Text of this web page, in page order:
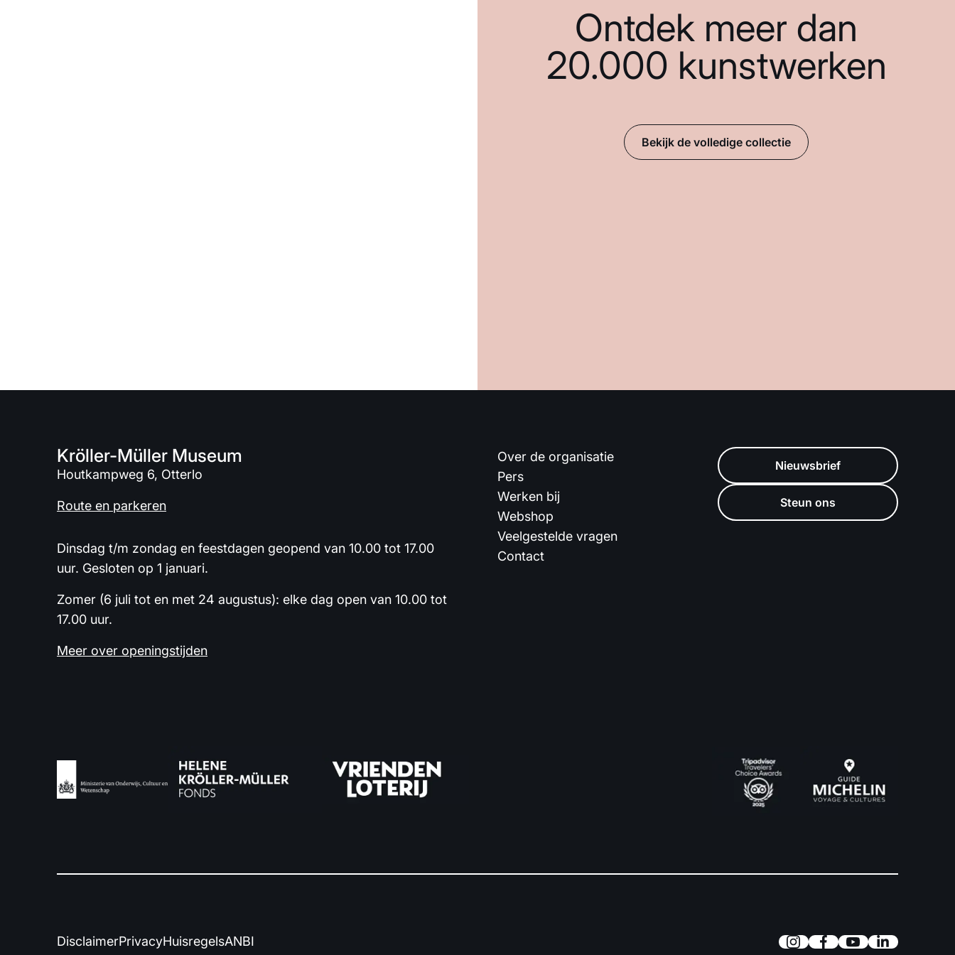
Ontdek meer dan
20.000 kunstwerken
Bekijk de volledige collectie
Kröller-Müller Museum
Houtkampweg 6, Otterlo
Route en parkeren
Dinsdag t/m zondag en feestdagen geopend van 10.00 tot 17.00
uur. Gesloten op 1 januari.
Zomer (6 juli tot en met 24 augustus): elke dag open van 10.00 tot
17.00 uur.
Meer over openingstijden
Over de organisatie
Pers
Werken bij
Webshop
Veelgestelde vragen
Contact
Nieuwsbrief
Steun ons
DisclaimerPrivacyHuisregelsANBI